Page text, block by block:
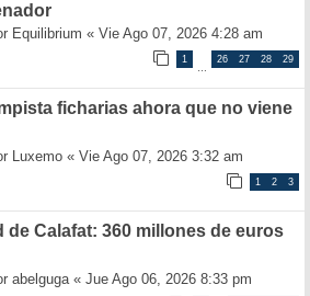
Equilibrium « Vie Ago 07, 2026 4:28 am
1
…
26 27 28 29
ficharias ahora que no viene
Luxemo « Vie Ago 07, 2026 3:32 am
1 2 3
de Calafat: 360 millones de euros
abelguga« Jue Ago 06, 2026 8:33 pm